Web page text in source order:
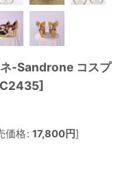
-Sandrone コスプ
]
価格: 17,800円]